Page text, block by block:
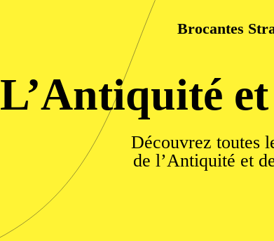
Brocantes
L’Antiquité
Découvrez toutes
de l’Antiquité et